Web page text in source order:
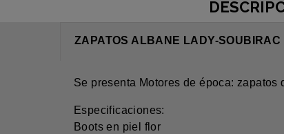
ZAPATOS ALBANE LADY-SOUBIRAC
Se presenta Motores de época:
Especificaciones:
Boots en piel flor